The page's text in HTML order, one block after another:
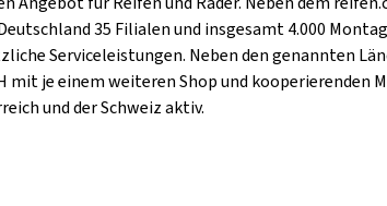
35 Filialen und insgesamt 4.000
Serviceleistungen. Neben den genannten
mit je einem weiteren Shop und kooperierenden
und der Schweiz aktiv.